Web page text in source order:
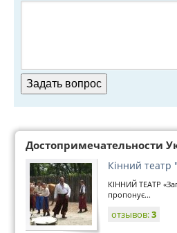
Достопримечательности
Кінний театр
КІННИЙ ТЕАТР
пропонує...
отзывов:3